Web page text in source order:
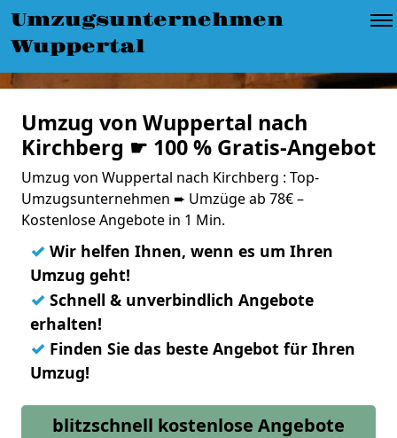
Umzugsunternehmen
Wuppertal
Umzug von Wuppertal nach
Kirchberg ☛ 100 % Gratis-Angebot
Umzug von Wuppertal nach Kirchberg : Top-
Umzugsunternehmen ➨ Umzüge ab 78€ –
Kostenlose Angebote in 1 Min.
✓ Wir helfen Ihnen, wenn es um Ihren
Umzug geht!
✓ Schnell & unverbindlich Angebote
erhalten!
✓ Finden Sie das beste Angebot für Ihren
Umzug!
blitzschnell kostenlose Angebote